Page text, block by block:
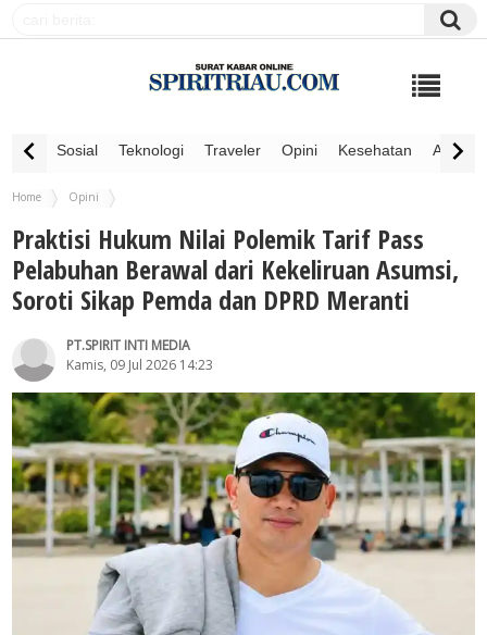
Sosial Teknologi Traveler Opini Kesehatan
Home
Opini
Soroti Sikap Pemda dan DPRD Meranti
Praktisi Hukum Nilai Polemik Tarif Pass
Pelabuhan Berawal dari Kekeliruan Asumsi,
Soroti Sikap Pemda dan DPRD Meranti
PT.SPIRIT INTI MEDIA
Kamis, 09 Jul 2026 14:23